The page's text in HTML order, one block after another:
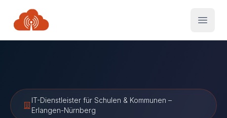
IT-Dienstleister für Schulen & Kommunen –
Erlangen-Nürnberg